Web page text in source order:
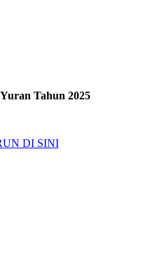
Tahun 2025
DI SINI